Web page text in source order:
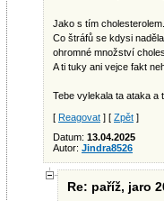
Jako s tím cholesterolem.
Co štráfů se kdysi
ohromné množství
A ti tuky ani vejce fakt
Tebe vylekala ta ataka
[ Reagovat ] [ Zpět ]
Datum: 13.04.2025
Autor: Jindra8526
Re: paříž, jaro